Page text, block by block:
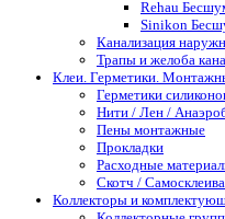
Rehau
Sinikon
Канализация
Трапы и желоба
Клеи. Герметики.
Герметики
Нити / Лен /
Пены монтажные
Прокладки
Расходные
Скотч /
Коллекторы и